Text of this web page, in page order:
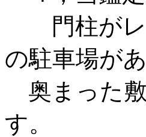
門柱がレ
の駐車場が
奥まった
す。